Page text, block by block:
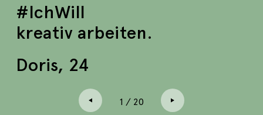
1 / 20
#IchWill
kreativ arbeiten.
Doris, 24